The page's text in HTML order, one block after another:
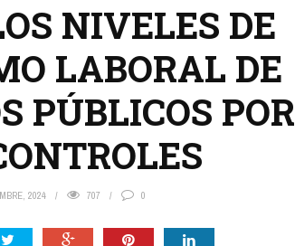
NIVELES DE
LABORAL DE
PÚBLICOS POR
2024 707 0